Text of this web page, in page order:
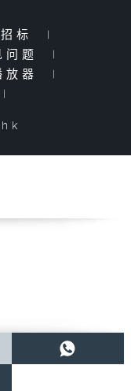
招标
|
问题
|
放器
|
|